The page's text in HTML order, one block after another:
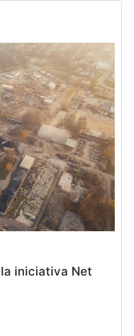
la iniciativa Net